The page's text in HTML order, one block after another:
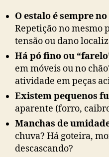
O estalo é sempre
Repetição no mesmo
tensão ou dano
Há pó fino ou
em móveis ou no
atividade em peças
Existem pequenos
aparente (forro,
Manchas de
chuva? Há goteira,
descascando?